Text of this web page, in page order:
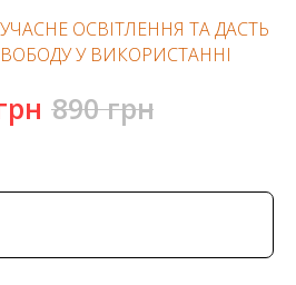
ОСВІТЛЕННЯ ТА ДАСТЬ
У ВИКОРИСТАННІ
890 грн